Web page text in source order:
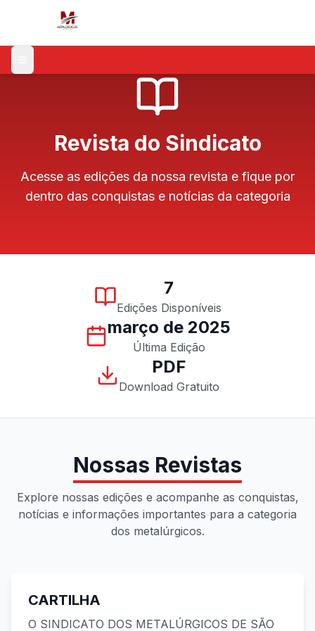
Revista do Sindicato
Acesse as edições da nossa revista e fique por
dentro das conquistas e notícias da categoria
7
Edições Disponíveis
março de 2025
Última Edição
PDF
Download Gratuito
Nossas Revistas
Explore nossas edições e acompanhe as conquistas,
notícias e informações importantes para a categoria
dos metalúrgicos.
CARTILHA
O SINDICATO DOS METALÚRGICOS DE SÃO